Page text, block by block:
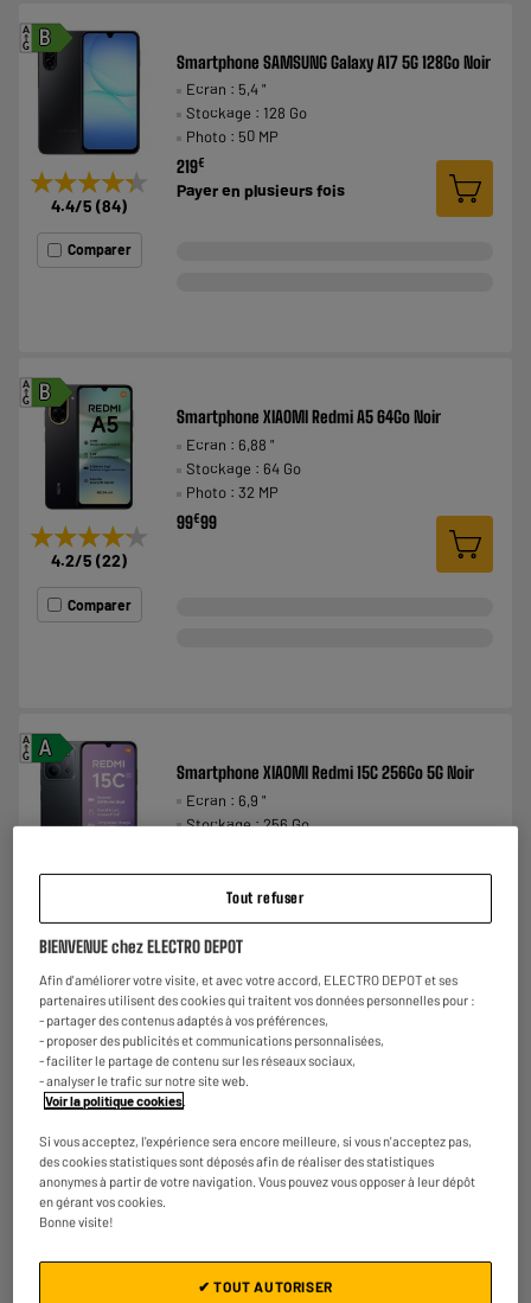
B
A
G
★★★★★
★★★★★
4.4/5 (84)
Comparer
Smartphone SAMSUNG Galaxy A17 5G 128Go Noir
Ecran : 5,4 "
Stockage : 128 Go
Photo : 50 MP
219€
Payer en plusieurs fois
B
A
G
★★★★★
★★★★★
4.2/5 (22)
Comparer
Smartphone XIAOMI Redmi A5 64Go Noir
Ecran : 6,88 "
Stockage : 64 Go
Photo : 32 MP
99€99
A
A
G
Smartphone XIAOMI Redmi 15C 256Go 5G Noir
Ecran : 6,9 "
Stockage : 256 Go
158€
Payer enplusieurs fois
Tout refuser
BIENVENUE chez ELECTRO DEPOT
Afin d'améliorer votre visite, et avec votre accord, ELECTRO DEPOT et ses
partenaires utilisent des cookies qui traitent vos données personnelles pour :
- partager des contenus adaptés à vos préférences,
- proposer des publicités et communications personnalisées,
- faciliter le partage de contenu sur les réseaux sociaux,
- analyser le trafic sur notre site web.
Voir la politique cookies
Si vous acceptez, l'expérience sera encore meilleure, si vous n'acceptez pas,
des cookies statistiques sont déposés afin de réaliser des statistiques
anonymes à partir de votre navigation. Vous pouvez vous opposer à leur dépôt
en gérant vos cookies.
Bonne visite!
✔ TOUT AUTORISER